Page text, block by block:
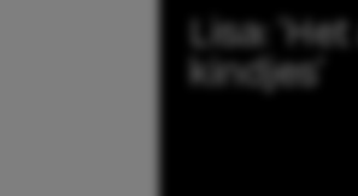
Lisa:
kindjes’